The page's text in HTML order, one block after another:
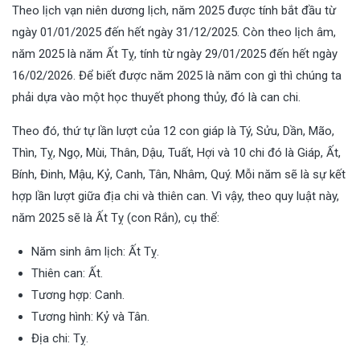
Theo lịch vạn niên dương lịch, năm 2025 được tính bắt đầu từ
ngày 01/01/2025 đến hết ngày 31/12/2025. Còn theo lịch âm,
năm 2025 là năm Ất Tỵ, tính từ ngày 29/01/2025 đến hết ngày
16/02/2026. Để biết được năm 2025 là năm con gì thì chúng ta
phải dựa vào một học thuyết phong thủy, đó là can chi.
Theo đó, thứ tự lần lượt của 12 con giáp là Tý, Sửu, Dần, Mão,
Thìn, Tỵ, Ngọ, Mùi, Thân, Dậu, Tuất, Hợi và 10 chi đó là Giáp, Ất,
Bính, Đinh, Mậu, Kỷ, Canh, Tân, Nhâm, Quý. Mỗi năm sẽ là sự kết
hợp lần lượt giữa địa chi và thiên can. Vì vậy, theo quy luật này,
năm 2025 sẽ là Ất Tỵ (con Rắn), cụ thể:
Năm sinh âm lịch: Ất Tỵ.
Thiên can: Ất.
Tương hợp: Canh.
Tương hình: Kỷ và Tân.
Địa chi: Tỵ.